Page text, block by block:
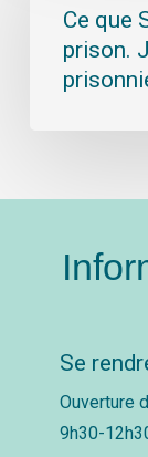
Ce que
prison.
Se
Ouverture
9h30-